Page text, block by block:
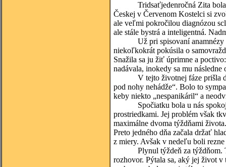
Tridsaťjedenročná Zita bola
Českej v Červenom Kostelci si
ale veľmi pokročilou diagnózou
ale stále bystrá a inteligentná.
Už pri spisovaní anamnézy
niekoľkokrát pokúsila o
Snažila sa ju žiť úprimne a
nadávala, inokedy sa mu
V tejto životnej fáze prišla do
pod nohy nehádže“. Bolo to
keby niekto „nespanikáril“ a
Spočiatku bola u nás
prostriedkami. Jej problém však
maximálne dvoma týždňami
Preto jedného dňa začala držať
z miery. Avšak v nedeľu boli
Plynul týždeň za týždňom.
rozhovor. Pýtala sa, aký jej život